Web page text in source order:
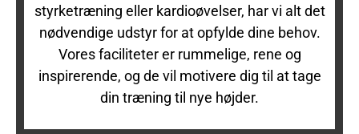
styrketræning eller kardioøvelser, har vi alt det
nødvendige udstyr for at opfylde dine behov.
Vores faciliteter er rummelige, rene og
inspirerende, og de vil motivere dig til at tage
din træning til nye højder.